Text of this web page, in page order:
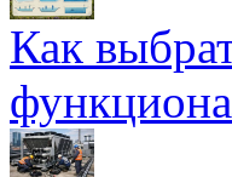
Как